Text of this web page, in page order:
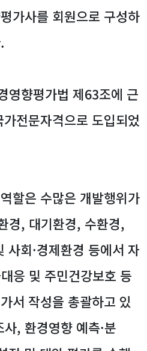
가사를 회원으로 구성하
영향평가법 제63조에 근
전문자격으로 도입되었
할은 수많은 개발행위가
경, 대기환경, 수환경,
사회·경제환경 등에서 자
응 및 주민건강보호 등
서 작성을 총괄하고 있
, 환경영향 예측·분